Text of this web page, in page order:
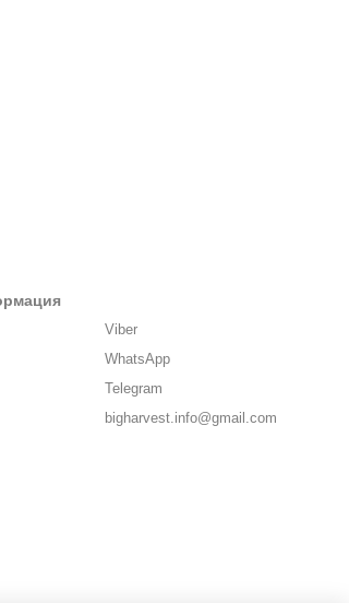
Viber
WhatsApp
Telegram
bigharvest.info@gmail.com